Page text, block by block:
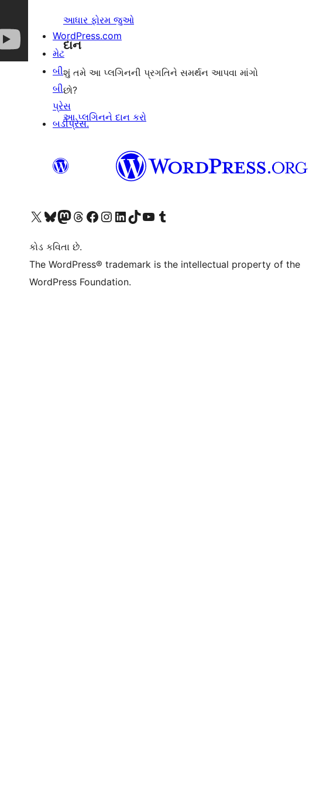
આધાર ફોરમ જુઓ
દાન
શું તમે આ પ્લગિનની પ્રગતિને સમર્થન આપવા માંગો
છો?
આ પ્લગિનને દાન કરો
WordPress.com
મેટ
બી
બી
પ્રેસ
બડીપ્રેસ.
અમારા X (અગાઉ ટ્વિટર) એકાઉન્ટની મુલાકાત લોઅમારા Bluesky એકાઉન્ટની મુલાકાત લોઅમારા માસ્ટોડોન એકાઉન્ટની મુલાકાત લોઅમારા Threads એકાઉન્ટની મુલાકાત લો અમારા ફેસબુક પેજની મુલાકાત લોઅમારા ઇન્સ્ટાગ્રામ એકાઉન્ટની મુલાકાત લો અમારા LinkedIn એકાઉન્ટની મુલાકાત લોઅમારા TikTok એકાઉન્ટની મુલાકાત લોઅમારી YouTube ચેનલની મુલાકાત લો અમારા Tumblr એકાઉન્ટની મુલાકાત લો
કોડ કવિતા છે.
The WordPress® trademark is the intellectual property of the
WordPress Foundation.